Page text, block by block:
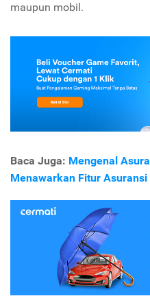
maupun mobil.
Baca Juga: Mengenal
Menawarkan Fitur